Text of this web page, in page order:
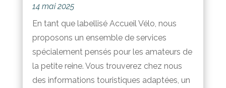
14 mai 2025
En tant que labellisé Accueil Vélo, nous
proposons un ensemble de services
spécialement pensés pour les amateurs de
la petite reine. Vous trouverez chez nous
des informations touristiques adaptées, un